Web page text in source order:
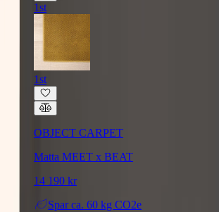
1st
1st
OBJECT CARPET
Matta MEET x BEAT
14 190 kr
Spar ca. 60 kg CO2e